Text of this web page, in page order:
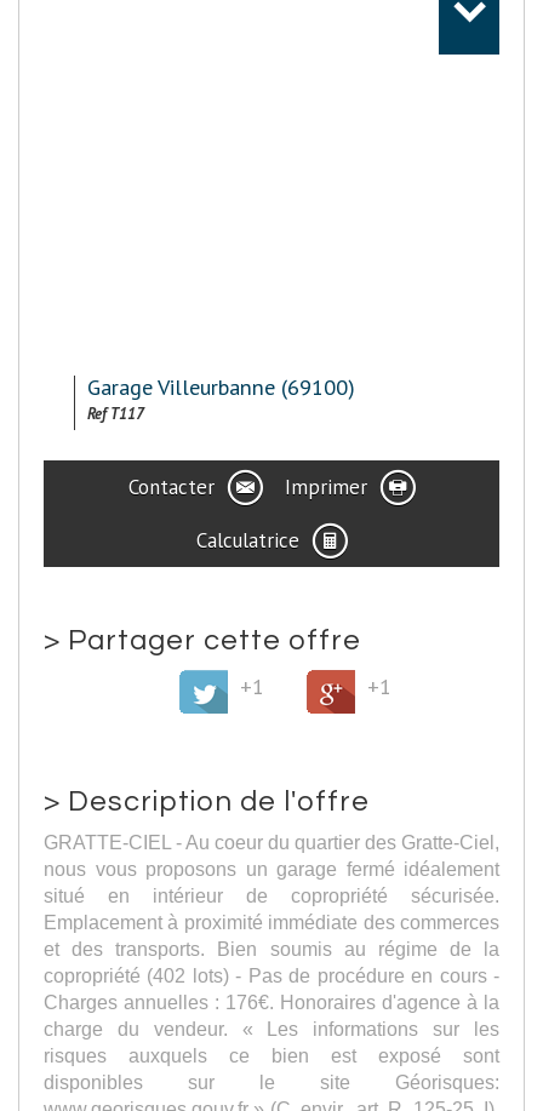
Garage Villeurbanne (69100)
Ref T117
Contacter
Imprimer
Calculatrice
> Partager cette offre
+1
+1
> Description de l'offre
GRATTE-CIEL - Au coeur du quartier des Gratte-Ciel,
nous vous proposons un garage fermé idéalement
situé en intérieur de copropriété sécurisée.
Emplacement à proximité immédiate des commerces
et des transports. Bien soumis au régime de la
copropriété (402 lots) - Pas de procédure en cours -
Charges annuelles : 176€. Honoraires d'agence à la
charge du vendeur. « Les informations sur les
risques auxquels ce bien est exposé sont
disponibles sur le site Géorisques: